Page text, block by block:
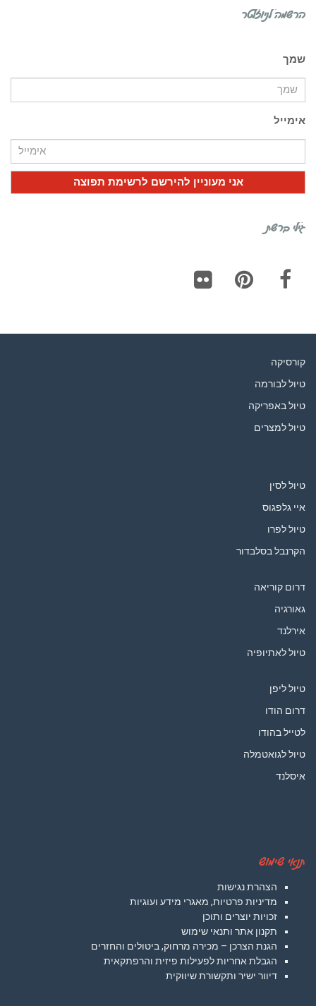
הרשמה לניוזלטר
שמך
אימייל
גילי ברשת
קורסיקה
טיול לבורמה
טיול באפריקה
טיול למצרים
טיול לסין
איי גלפגוס
טיול לפרו
הקרנבל בסלבדור
דרום קוריאה
גאורגיה
אירלנד
טיול לאתיופיה
טיול ליפן
דרום הודו
לטייל בהודו
טיול לגואטמלה
איסלנד
תנאי שימוש
הצהרת נגישות
מדיניות פרטיות, מאגרי מידע ועוגיות
זכויות יוצרים ותוכן
תקנון אתר ותנאי שימוש
הגנת הצרכן – מכירה מרחוק, ביטולים והחזרים
הגבלת אחריות לפעילות פיזית והרפתקאית
דיוור ישיר ותקשורת שיווקית